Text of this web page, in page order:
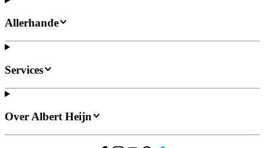
Allerhande
Services
Over Albert Heijn